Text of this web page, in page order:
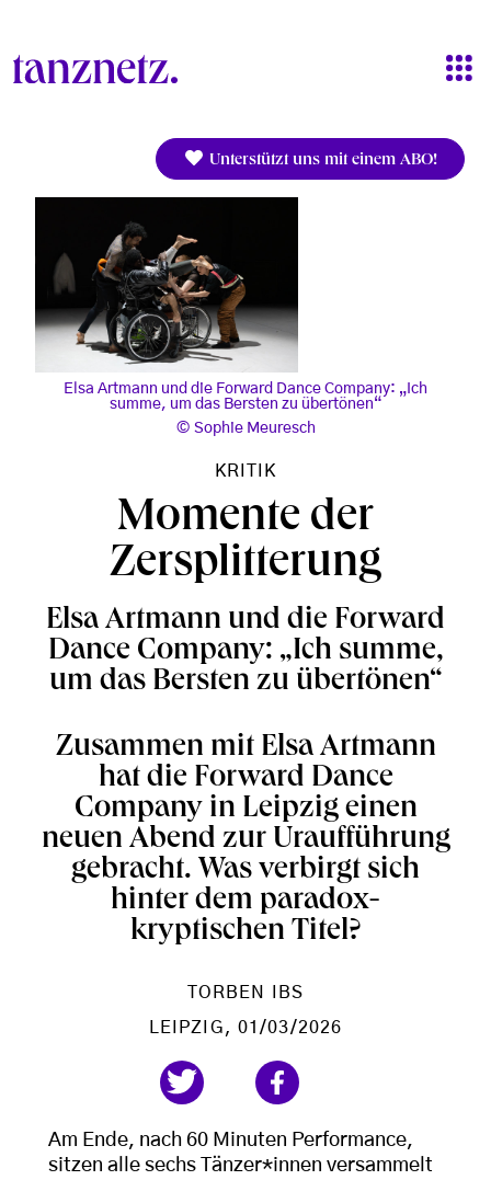
Unterstützt uns mit einem ABO!
Elsa Artmann und die Forward Dance Company: „Ich
summe, um das Bersten zu übertönen“
Sophie Meuresch
KRITIK
Momente der
Zersplitterung
Elsa Artmann und die Forward
Dance Company: „Ich summe,
um das Bersten zu übertönen“
Zusammen mit Elsa Artmann
hat die Forward Dance
Company in Leipzig einen
neuen Abend zur Uraufführung
gebracht. Was verbirgt sich
hinter dem paradox-
kryptischen Titel?
TORBEN IBS
LEIPZIG , 01/03/2026
Am Ende, nach 60 Minuten Performance,
sitzen alle sechs Tänzer*innen versammelt